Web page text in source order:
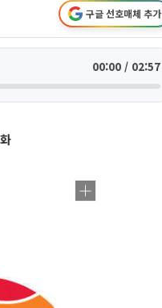
구글 선호매체 추가
00:00 / 02:57